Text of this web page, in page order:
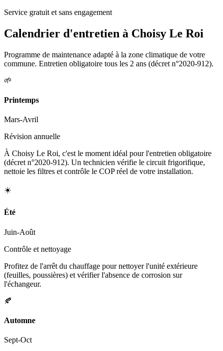
Service gratuit et sans engagement
Calendrier d'entretien à Choisy Le Roi
Programme de maintenance adapté à la zone climatique de votre
commune. Entretien obligatoire tous les 2 ans (décret n°2020-912).
🌱
Printemps
Mars-Avril
Révision annuelle
À Choisy Le Roi, c'est le moment idéal pour l'entretien obligatoire
(décret n°2020-912). Un technicien vérifie le circuit frigorifique,
nettoie les filtres et contrôle le COP réel de votre installation.
☀️
Été
Juin-Août
Contrôle et nettoyage
Profitez de l'arrêt du chauffage pour nettoyer l'unité extérieure
(feuilles, poussières) et vérifier l'absence de corrosion sur
l'échangeur.
🍂
Automne
Sept-Oct